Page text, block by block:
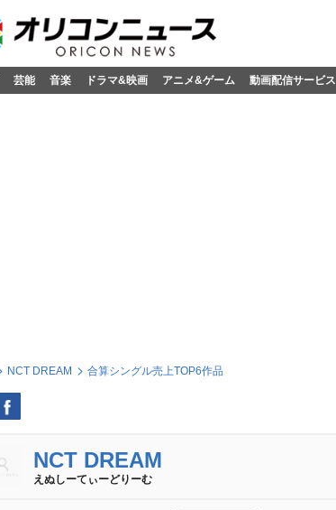
芸能 音楽 ドラマ&映画 アニメ&ゲーム 動画配信サービス
NCT DREAM 合算シングル売上TOP6作品
NCT DREAM
えぬしーてぃーどりーむ